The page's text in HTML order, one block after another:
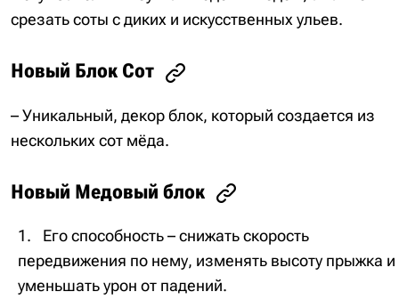
срезать соты с диких и искусственных ульев.
Новый Блок Сот
– Уникальный, декор блок, который создается из
нескольких сот мёда.
Новый Медовый блок
Его способность – снижать скорость
передвижения по нему, изменять высоту прыжка и
уменьшать урон от падений.